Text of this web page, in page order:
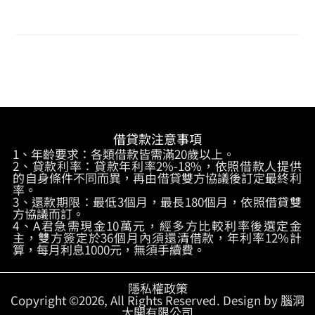
借貸款注意事項
1、年齡要求：各類借款皆需滿20歲以上。
2、貸款利率：貸款年利率2%-18%，依照借款人提供
的自身條件不同而異，再由借貸雙方協議後訂定最終利
率。
3、還款期限：最低3個月，最長180個月，依照借貸雙
方協議而訂。
4、A君急需現金10萬元，經多方比較利率後選定金
主，雙方簽定於36個月內須還清借款，年利率12%計
算，每月利息1000元，無須手續費。
隱私權政策
Copyright ©2026, All Rights Reserved. Design by 腦洞